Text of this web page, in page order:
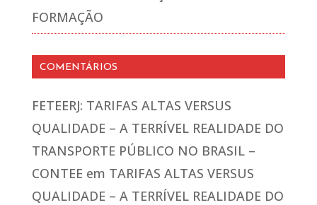
FORMAÇÃO
COMENTÁRIOS
FETEERJ: TARIFAS ALTAS VERSUS
QUALIDADE – A TERRÍVEL REALIDADE DO
TRANSPORTE PÚBLICO NO BRASIL –
CONTEE em TARIFAS ALTAS VERSUS
QUALIDADE – A TERRÍVEL REALIDADE DO